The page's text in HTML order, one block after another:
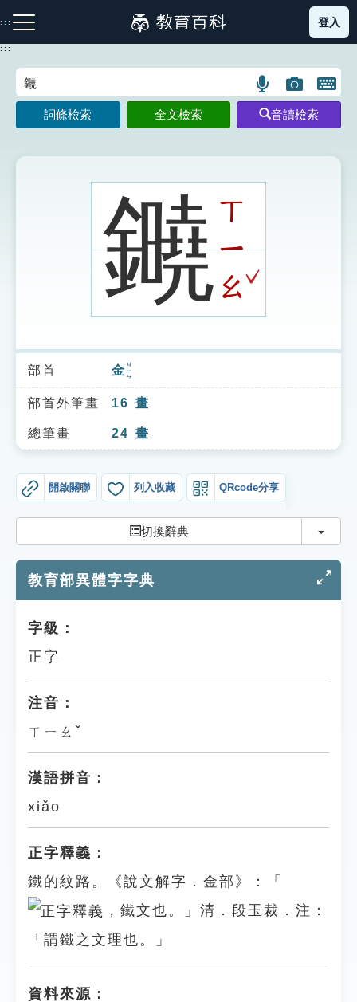
到
主
:::
注音索引圖示 筆畫索引圖示 部首索引表圖示
索引選單
知識索引
單字索引
遊戲專區
教學應用
貓頭鷹博士
登入
:::
語
言
搜
示
圖
片
搜
開
鍵
圖
詞條檢索 全文檢索 音讀檢索
䥵ㄒ
ㄧ
ㄠ
ˇ
部首 金 ㄐㄧㄣ
部首外筆畫 16 畫
總筆畫 24 畫
開啟關聯 列入收藏 QRcode分享
切換辭典 切換
教育部異體字字典
字級：
正字
注音：
ㄒㄧㄠˇ
漢語拼音：
xiǎo
正字釋義：
鐵的紋路。《說文解字．金部》：「
，鐵文也。」清．段玉裁．注：
「謂鐵之文理也。」
資料來源：